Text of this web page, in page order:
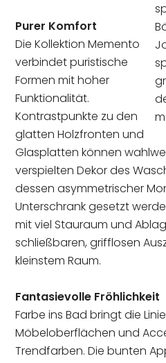
Purer Komfort
Die Kollektion Memento
verbindet puristische
Formen mit hoher
Funktionalität.
Kontrastpunkte zu den
glatten Holzfronten und
Glasplatten können
verspielten Dekor des
dessen asymmetrischer
Unterschrank gesetzt
mit viel Stauraum und
schließbaren, grifflosen
kleinstem Raum.
Fantasievolle Fröhlichkeit
Farbe ins Bad bringt die
Möbeloberflächen und
Trendfarben. Die bunten